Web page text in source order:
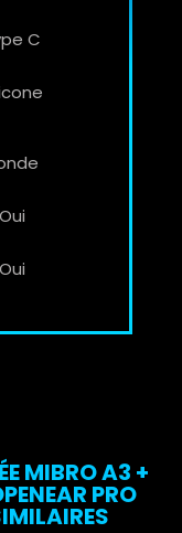
C
Oui
Oui
MIBRO A3 +
PRO